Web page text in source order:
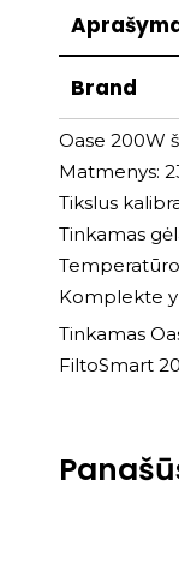
Brand
Oase 200W
Matmenys:
Tikslus
Tinkamas
Komplekte
Tinkamas
FiltoSmart